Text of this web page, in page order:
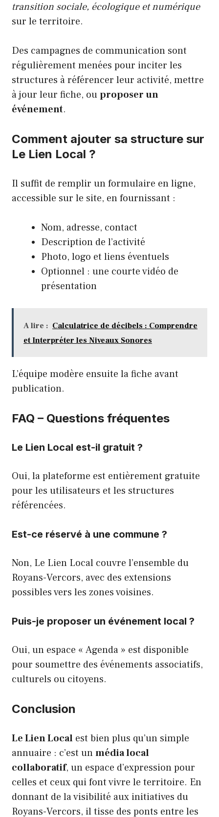
transition sociale, écologique et numérique
sur le territoire.
Des campagnes de communication sont
régulièrement menées pour inciter les
structures à référencer leur activité, mettre
à jour leur fiche, ouproposer un
événement.
Comment ajouter sa structure sur
Le Lien Local ?
Il suffit de remplir un formulaire en ligne,
accessible sur le site, en fournissant :
Nom, adresse, contact
Description de l’activité
Photo, logo et liens éventuels
Optionnel : une courte vidéo de
présentation
A lire : Calculatrice de décibels : Comprendre
et Interpréter les Niveaux Sonores
L’équipe modère ensuite la fiche avant
publication.
FAQ – Questions fréquentes
Le Lien Local est-il gratuit ?
Oui, la plateforme est entièrement gratuite
pour les utilisateurs et les structures
référencées.
Est-ce réservé à une commune ?
Non, Le Lien Local couvre l’ensemble du
Royans-Vercors, avec des extensions
possibles vers les zones voisines.
Puis-je proposer un événement local ?
Oui, un espace « Agenda » est disponible
pour soumettre des événements associatifs,
culturels ou citoyens.
Conclusion
Le Lien Local est bien plus qu’un simple
annuaire : c’est unmédia local
collaboratif, un espace d’expression pour
celles et ceux qui font vivre le territoire. En
donnant de la visibilité aux initiatives du
Royans-Vercors, il tisse des ponts entre les